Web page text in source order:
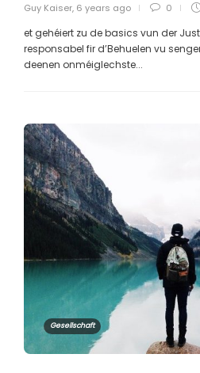
Guy Kaiser, 6 years ago 0
et gehéiert zu de basics vun der
responsabel fir d’Behuelen vu
deenen onméiglechste...
Gesellschaft